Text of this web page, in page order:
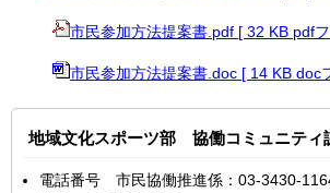
市民参加方法提案書.pdf [ 32 KB pdf
市民参加方法提案書.doc [ 14 KB doc
地域文化スポーツ部 協働コミュニティ
電話番号 市民協働推進係：03-3430-